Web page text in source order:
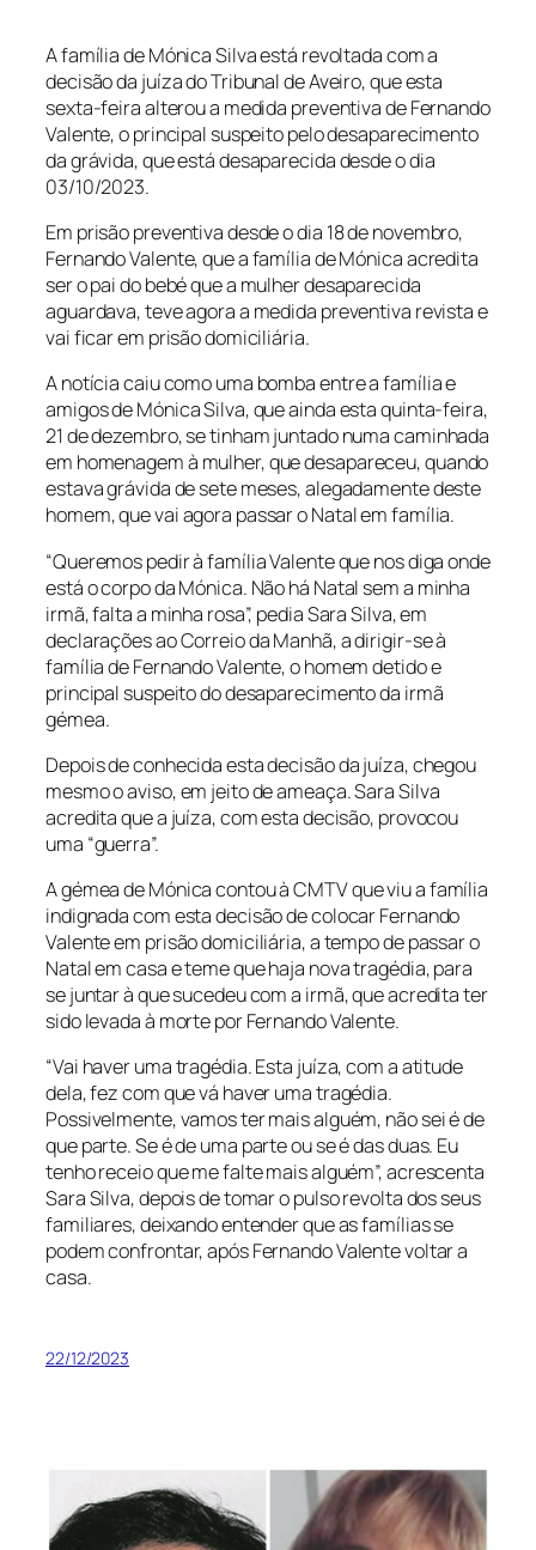
A família de Mónica Silva está revoltada com a
decisão da juíza do Tribunal de Aveiro, que esta
sexta-feira alterou a medida preventiva de Fernando
Valente, o principal suspeito pelo desaparecimento
da grávida, que está desaparecida desde o dia
03/10/2023.
Em prisão preventiva desde o dia 18 de novembro,
Fernando Valente, que a família de Mónica acredita
ser o pai do bebé que a mulher desaparecida
aguardava, teve agora a medida preventiva revista e
vai ficar em prisão domiciliária.
A notícia caiu como uma bomba entre a família e
amigos de Mónica Silva, que ainda esta quinta-feira,
21 de dezembro, se tinham juntado numa caminhada
em homenagem à mulher, que desapareceu, quando
estava grávida de sete meses, alegadamente deste
homem, que vai agora passar o Natal em família.
“Queremos pedir à família Valente que nos diga onde
está o corpo da Mónica. Não há Natal sem a minha
irmã, falta a minha rosa”, pedia Sara Silva, em
declarações ao Correio da Manhã, a dirigir-se à
família de Fernando Valente, o homem detido e
principal suspeito do desaparecimento da irmã
gémea.
Depois de conhecida esta decisão da juíza, chegou
mesmo o aviso, em jeito de ameaça. Sara Silva
acredita que a juíza, com esta decisão, provocou
uma “guerra”.
A gémea de Mónica contou à CMTV que viu a família
indignada com esta decisão de colocar Fernando
Valente em prisão domiciliária, a tempo de passar o
Natal em casa e teme que haja nova tragédia, para
se juntar à que sucedeu com a irmã, que acredita ter
sido levada à morte por Fernando Valente.
“Vai haver uma tragédia. Esta juíza, com a atitude
dela, fez com que vá haver uma tragédia.
Possivelmente, vamos ter mais alguém, não sei é de
que parte. Se é de uma parte ou se é das duas. Eu
tenho receio que me falte mais alguém”, acrescenta
Sara Silva, depois de tomar o pulso revolta dos seus
familiares, deixando entender que as famílias se
podem confrontar, após Fernando Valente voltar a
casa.
22/12/2023